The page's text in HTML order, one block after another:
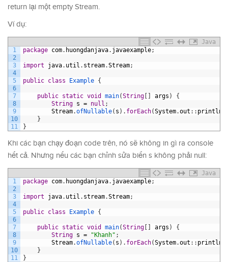
return lại một empty Stream.
Ví dụ:
Java
1
2
3
4
5
6
7
8
9
10
11
package com. huongdanjava. javaexample;
import java. util . stream.Stream;
public class Example {
public static void main(String [ ] args )
{
String s = null ;
Stream.ofNullable( s ) . forEach(System.out : : println
}
}
Khi các bạn chạy đoạn code trên, nó sẽ không in gì ra console
hết cả. Nhưng nếu các bạn chỉnh sửa biến s không phải null:
Java
1
2
3
4
5
6
7
8
9
10
11
package com. huongdanjava. javaexample;
import java. util . stream.Stream;
public class Example {
public static void main(String [ ] args )
{
String s = "Khanh" ;
Stream.ofNullable( s ) . forEach(System.out : : println
}
}